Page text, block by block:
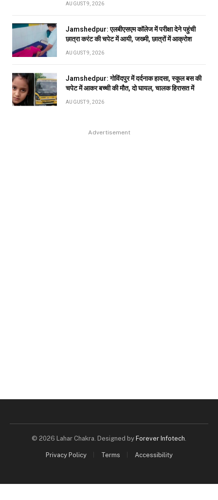
AUGUST 9, 2026
Jamshedpur: एलबीएसएम कॉलेज में परीक्षा देने पहुंची
छात्रा करंट की चपेट में आयी, जख्मी, छात्रों में आक्रोश
AUGUST 9, 2026
Jamshedpur: गोविंदपुर में दर्दनाक हादसा, स्कूल बस की
चपेट में आकर बच्ची की मौत, दो घायल, चालक हिरासत में
AUGUST 9, 2026
Advertisement
© 2026 Lahar Chakra. Designed by Forever Infotech
Privacy Policy Terms Accessibility